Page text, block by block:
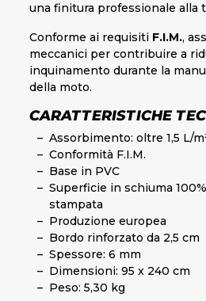
una finitura professionale alla
Conforme ai requisiti F.I.M.,
meccanici per contribuire a
inquinamento durante la
della moto.
CARATTERISTICHE
Assorbimento: oltre 1,5 L/
Conformità F.I.M.
Base in PVC
Superficie in schiuma
stampata
Produzione europea
Bordo rinforzato da 2,5 cm
Spessore: 6 mm
Dimensioni: 95 x 240 cm
Peso: 5,30 kg